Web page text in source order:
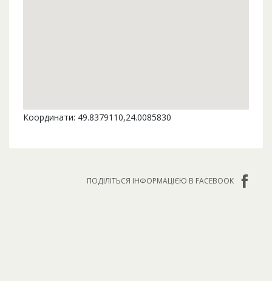
Координати: 49.8379110,24.0085830
ПОДІЛІТЬСЯ ІНФОРМАЦІЄЮ В FACEBOOK